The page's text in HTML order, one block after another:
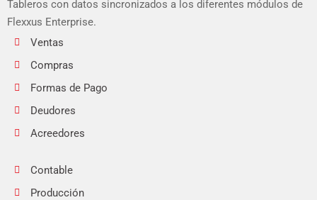
Tableros con datos sincronizados a los diferentes módulos de
Flexxus Enterprise.
Ventas
Compras
Formas de Pago
Deudores
Acreedores
Contable
Producción